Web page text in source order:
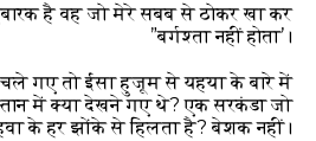
है वह जो मेरे सबब से ठोकर खा कर
बर्गश्ता नहीं होता’।”
गए तो ईसा हुजूम से यहया के बारे में
में क्या देखने गए थे? एक सरकंडा जो
के हर झोंके से हिलता है? बेशक नहीं।